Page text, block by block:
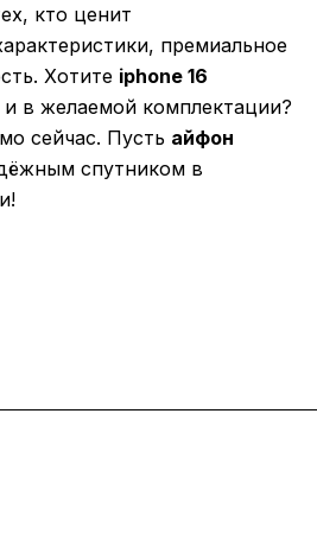
кто ценит
премиальное
Хотите iphone 16
и в желаемой комплектации?
сейчас. Пусть айфон
спутником в